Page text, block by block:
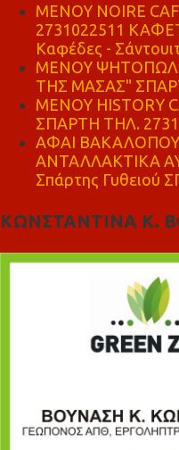
MENOY NOIRE
2731022511
Καφέδες -
ΜΕΝΟΥ
ΤΗΣ ΜΑΣΑΣ"
ΜΕΝΟΥ HISTORY
ΣΠΑΡΤΗ ΤΗΛ.
ΑΦΑΙ
ΑΝΤΑΛΛΑΚΤΙΚΑ
Σπάρτης Γυθειού
ΚΩΝΣΤΑΝΤΙΝΑ Κ.